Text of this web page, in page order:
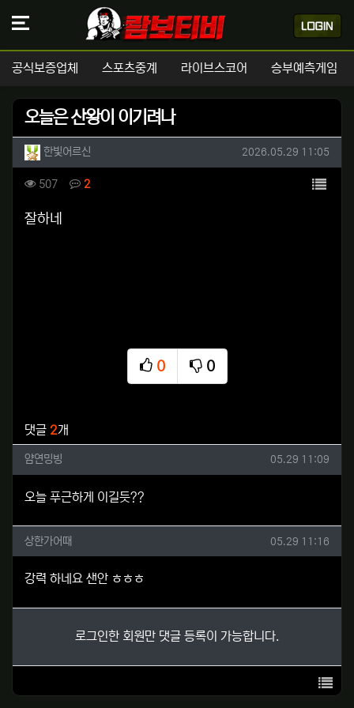
공식보증업체 스포츠중계 라이브스코어 승부예측게임
오늘은 산왕이 이기려나
작성자 정보
한빛어르신 작성일
2026.05.29 11:05
컨텐츠 정보
507조회 2댓글 목록
본문
잘하네
0
추천
0
비추천
댓글 2개
얌연밍빙님의 댓글
얌연밍빙 작성일
05.29 11:09
오늘 푸근하게 이길듯??
상한가어때님의 댓글
상한가어때 작성일
05.29 11:16
강력 하네요 샌안 ㅎㅎㅎ
로그인한 회원만 댓글 등록이 가능합니다.
목록